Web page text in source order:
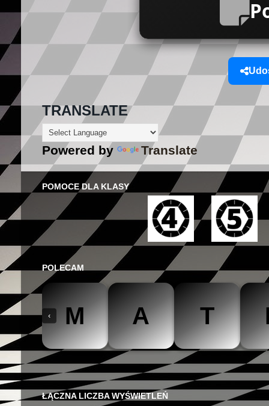
TRANSLATE
Powered by Translate
POMOCE DLA KLASY
POLECAM
‹ M A T
ŁĄCZNA LICZBA WYŚWIETLEŃ